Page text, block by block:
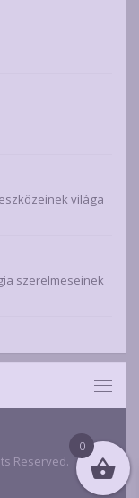
világa
szerelmeseinek
Reserved.
0